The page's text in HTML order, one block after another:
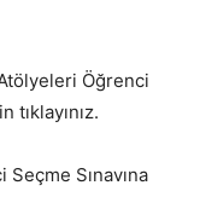
Öğrenci
tıklayınız.
Sınavına